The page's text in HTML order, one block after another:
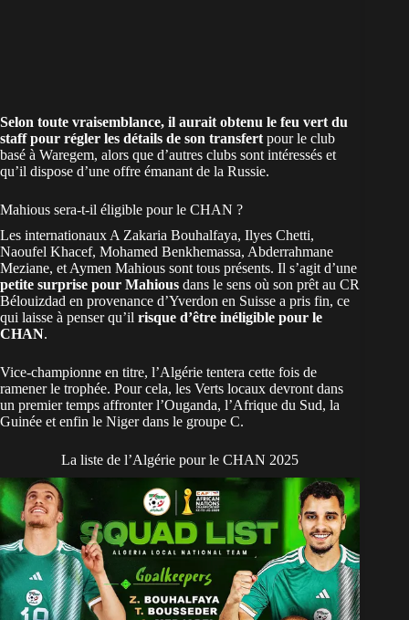
Selon toute vraisemblance, il aurait obtenu le feu vert du
staff pour régler les détails de son transfert pour le club
basé à Waregem, alors que d’autres clubs sont intéressés et
qu’il dispose d’une offre émanant de la Russie.
Mahious sera-t-il éligible pour le CHAN ?
Les internationaux A Zakaria Bouhalfaya, Ilyes Chetti,
Naoufel Khacef, Mohamed Benkhemassa, Abderrahmane
Meziane, et Aymen Mahious sont tous présents. Il s’agit d’une
petite surprise pour Mahious dans le sens où son prêt au CR
Bélouizdad en provenance d’Yverdon en Suisse a pris fin, ce
qui laisse à penser qu’il risque d’être inéligible pour le
CHAN.
Vice-championne en titre, l’Algérie tentera cette fois de
ramener le trophée. Pour cela, les Verts locaux devront dans
un premier temps affronter l’Ouganda, l’Afrique du Sud, la
Guinée et enfin le Niger dans le groupe C.
La liste de l’Algérie pour le CHAN 2025